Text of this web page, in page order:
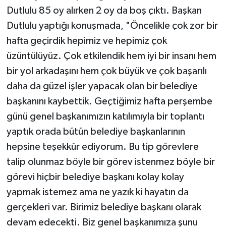
Dutlulu 85 oy alırken 2 oy da boş çıktı. Başkan
Dutlulu yaptığı konuşmada, "Öncelikle çok zor bir
hafta geçirdik hepimiz ve hepimiz çok
üzüntülüyüz. Çok etkilendik hem iyi bir insanı hem
bir yol arkadaşını hem çok büyük ve çok başarılı
daha da güzel işler yapacak olan bir belediye
başkanını kaybettik. Geçtiğimiz hafta perşembe
günü genel başkanımızın katılımıyla bir toplantı
yaptık orada bütün belediye başkanlarının
hepsine teşekkür ediyorum. Bu tip görevlere
talip olunmaz böyle bir görev istenmez böyle bir
görevi hiçbir belediye başkanı kolay kolay
yapmak istemez ama ne yazık ki hayatın da
gerçekleri var. Birimiz belediye başkanı olarak
devam edecekti. Biz genel başkanımıza şunu